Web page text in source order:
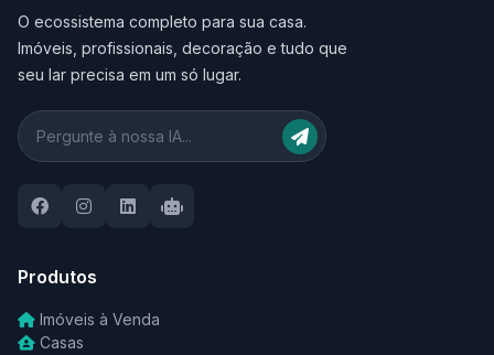
O ecossistema completo para sua casa.
Imóveis, profissionais, decoração e tudo que
seu lar precisa em um só lugar.
Produtos
Imóveis à Venda
Casas